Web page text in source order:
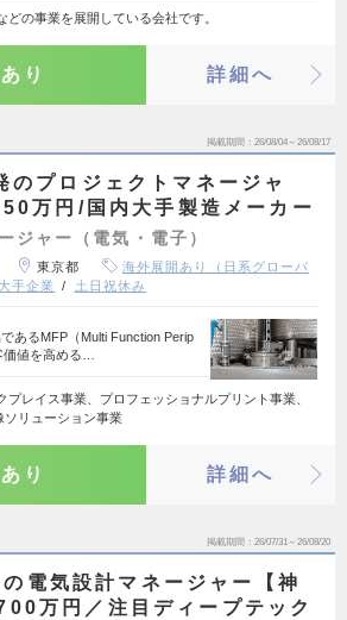
どの事業を展開している会社です。
り 詳細へ
掲載期間 26/08/04～26/08/17
のプロジェクトマネージャ
万円/国内大手製造メーカー
ジャー（電気・電子）
東京都
海外展開あり（日系グローバ
大手企業 土日祝休み
あるMFP（Multi Function Perip
値を高める…
プレイス事業、プロフェッショナルプリント事業、
ソリューション事業
り 詳細へ
掲載期間 26/07/31～26/08/20
電気設計マネージャー【神
万円／注目ディープテック